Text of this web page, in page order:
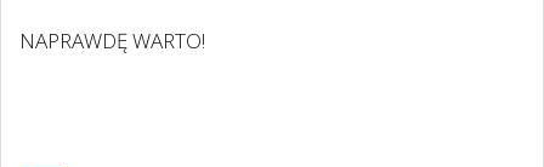
NAPRAWDĘ WARTO!